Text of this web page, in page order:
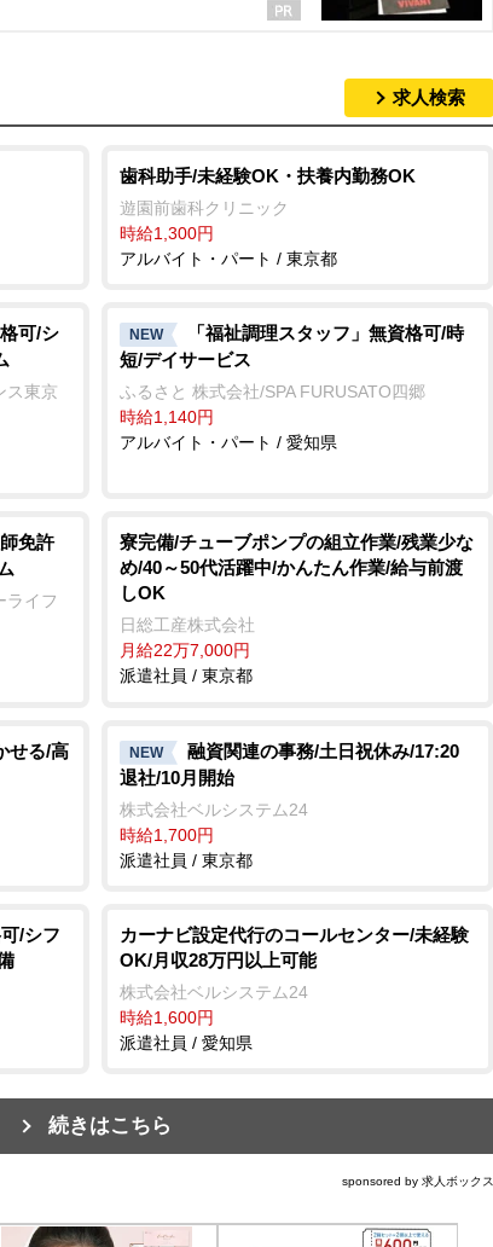
求人検索
歯科助手/未経験OK・扶養内勤務OK
遊園前歯科クリニック
時給1,300円
アルバイト・パート / 東京都
可/シ
ス東京
NEW
「福祉調理スタッフ」無資格可/時
短/デイサービス
ふるさと 株式会社/SPA FURUSATO四郷
時給1,140円
アルバイト・パート / 愛知県
免許
ライフ
寮完備/チューブポンプの組立作業/残業少な
め/40～50代活躍中/かんたん作業/給与前渡
しOK
日総工産株式会社
月給22万7,000円
派遣社員 / 東京都
せる/高
NEW
融資関連の事務/土日祝休み/17:20
退社/10月開始
株式会社ベルシステム24
時給1,700円
派遣社員 / 東京都
/シフ
カーナビ設定代行のコールセンター/未経験
OK/月収28万円以上可能
株式会社ベルシステム24
時給1,600円
派遣社員 / 愛知県
続きはこちら
sponsored by 求人ボックス